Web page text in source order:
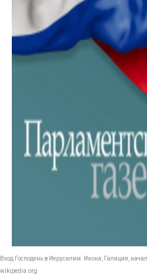
Вход Господень в Иерусалим. Икона, Галиция,
wikipedia.org